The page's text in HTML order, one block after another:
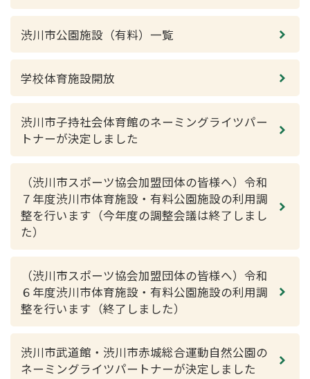
渋川市公園施設（有料）一覧
学校体育施設開放
渋川市子持社会体育館のネーミングライツパー
トナーが決定しました
（渋川市スポーツ協会加盟団体の皆様へ）令和
７年度渋川市体育施設・有料公園施設の利用調
整を行います（今年度の調整会議は終了しまし
た）
（渋川市スポーツ協会加盟団体の皆様へ）令和
６年度渋川市体育施設・有料公園施設の利用調
整を行います（終了しました）
渋川市武道館・渋川市赤城総合運動自然公園の
ネーミングライツパートナーが決定しました